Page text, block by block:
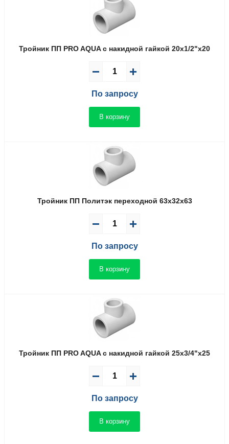
Тройник ПП PRO AQUA с накидной гайкой 20x1/2"x20
По запросу
В корзину
Тройник ПП Политэк переходной 63x32x63
По запросу
В корзину
Тройник ПП PRO AQUA с накидной гайкой 25x3/4"x25
По запросу
В корзину